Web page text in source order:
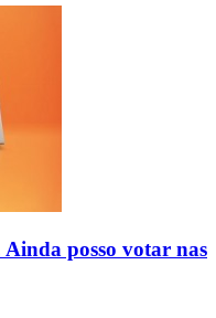
posso votar nas